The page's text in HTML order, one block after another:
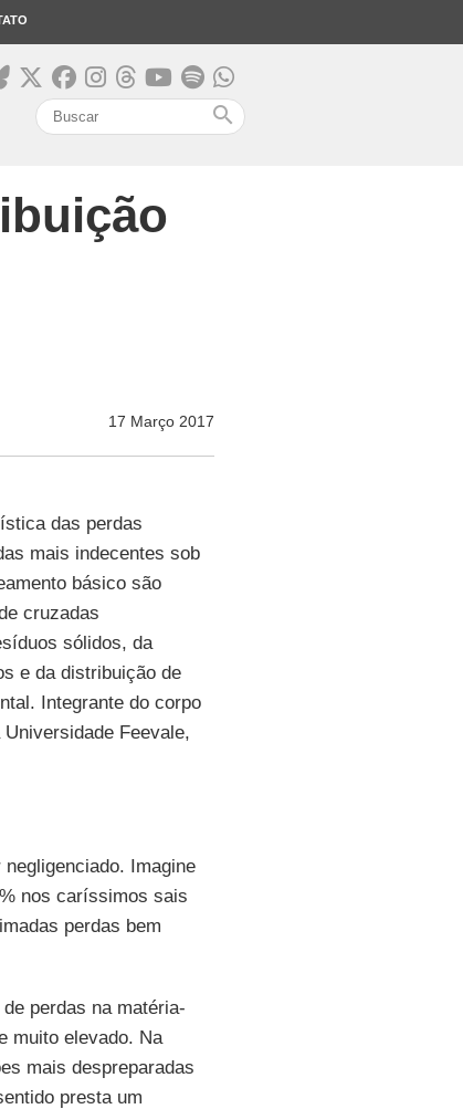
search
17 Março 2017
das perdas
mais indecentes sob
básico são
cruzadas
sólidos, da
e da distribuição de
Integrante do corpo
Feevale,
Imagine
nos caríssimos sais
perdas bem
perdas na matéria-
muito elevado. Na
mais despreparadas
presta um